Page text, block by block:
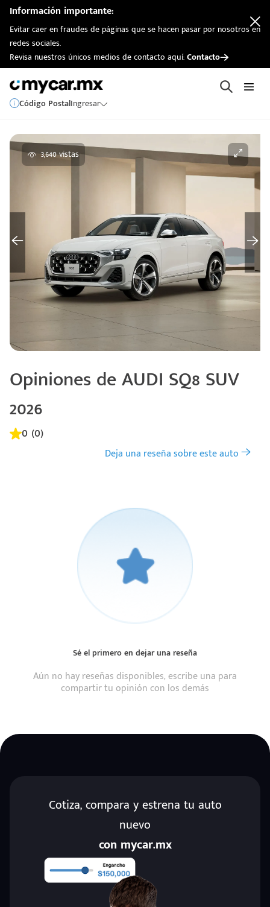
Información importante:
Evitar caer en fraudes de páginas que se hacen pasar por nosotros en
redes sociales.
Revisa nuestros únicos medios de contacto aquí:Contacto
Código PostalIngresar
Postal
Ingresar
3,640 vistas
Opiniones de AUDI SQ8 SUV
2026
0 (0)
Deja una reseña sobre este auto
Sé el primero en dejar una reseña
Aún no hay reseñas disponibles, escribe una para
compartir tu opinión con los demás
Cotiza, compara y estrena tu auto
nuevo
con mycar.mx